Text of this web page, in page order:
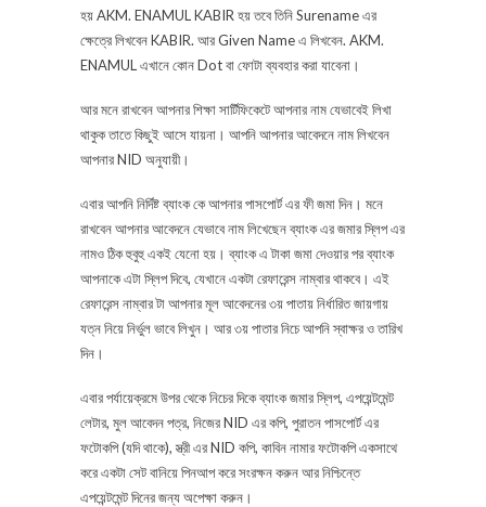
হয় AKM. ENAMUL KABIR হয় তবে তিনি Surename এর
ক্ষেত্রে লিখবেন KABIR. আর Given Name এ লিখবেন. AKM.
ENAMUL এখানে কোন Dot বা ফোটা ব্যবহার করা যাবেনা।
আর মনে রাখবেন আপনার শিক্ষা সার্টিফিকেটে আপনার নাম যেভাবেই লিখা
থাকুক তাতে কিছুই আসে যায়না। আপনি আপনার আবেদনে নাম লিখবেন
আপনার NID অনুযায়ী।
এবার আপনি নির্দিষ্ট ব্যাংক কে আপনার পাসপোর্ট এর ফী জমা দিন। মনে
রাখবেন আপনার আবেদনে যেভাবে নাম লিখেছেন ব্যাংক এর জমার স্লিপ এর
নামও ঠিক হুবুহু একই যেনো হয়। ব্যাংক এ টাকা জমা দেওয়ার পর ব্যাংক
আপনাকে এটা স্লিপ দিবে, যেখানে একটা রেফারেন্স নাম্বার থাকবে। এই
রেফারেন্স নাম্বার টা আপনার মূল আবেদনের ৩য় পাতায় নির্ধারিত জায়গায়
যত্ন নিয়ে নির্ভুল ভাবে লিখুন। আর ৩য় পাতার নিচে আপনি স্বাক্ষর ও তারিখ
দিন।
এবার পর্যায়েক্রমে উপর থেকে নিচের দিকে ব্যাংক জমার স্লিপ, এপয়েন্টমেন্ট
লেটার, মুল আবেদন পত্র, নিজের NID এর কপি, পুরাতন পাসপোর্ট এর
ফটোকপি (যদি থাকে), স্ত্রী এর NID কপি, কাবিন নামার ফটোকপি একসাথে
করে একটা সেট বানিয়ে পিনআপ করে সংরক্ষন করুন আর নিশ্চিন্তে
এপয়েন্টমেন্ট দিনের জন্য অপেক্ষা করুন।